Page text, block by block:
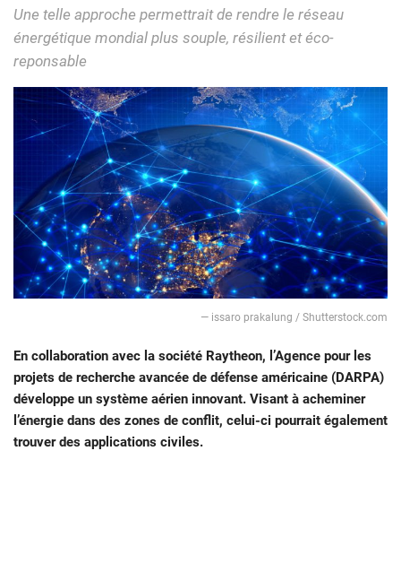
Une telle approche permettrait de rendre le réseau
énergétique mondial plus souple, résilient et éco-
reponsable
— issaro prakalung / Shutterstock.com
En collaboration avec la société Raytheon, l’Agence pour les
projets de recherche avancée de défense américaine (DARPA)
développe un système aérien innovant. Visant à acheminer
l’énergie dans des zones de conflit, celui-ci pourrait également
trouver des applications civiles.